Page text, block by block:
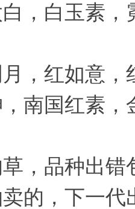
，白玉素
，红如意
南国红素
，品种出
的，下一